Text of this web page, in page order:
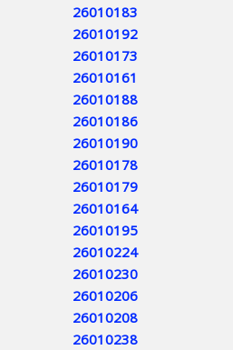
26010183
26010192
26010173
26010161
26010188
26010186
26010190
26010178
26010179
26010164
26010195
26010224
26010230
26010206
26010208
26010238